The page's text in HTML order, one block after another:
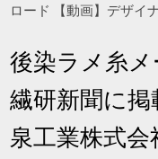
ロード 【動画】デザイ
後染ラメ糸
繊研新聞に
泉工業株式